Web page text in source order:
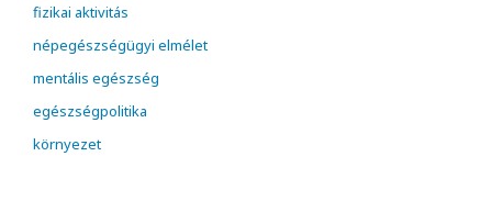
fizikai aktivitás
népegészségügyi elmélet
mentális egészség
egészségpolitika
környezet